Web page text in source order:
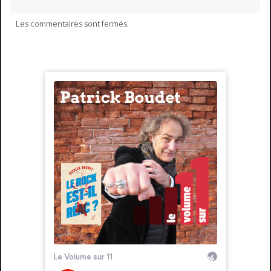
Les commentaires sont fermés.